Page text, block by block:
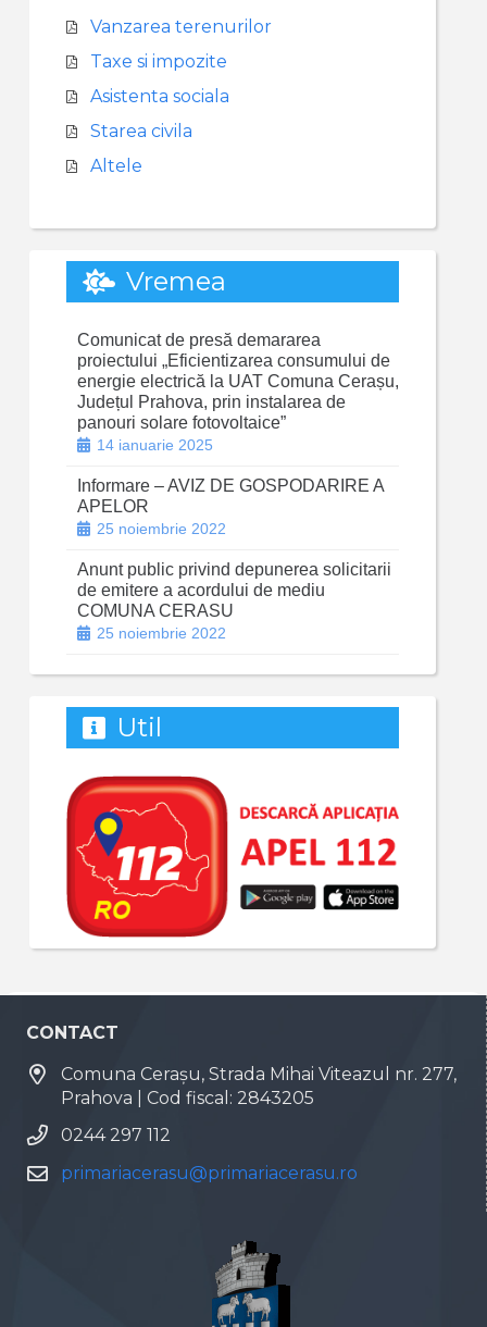
Vanzarea terenurilor
Taxe si impozite
Asistenta sociala
Starea civila
Altele
Vremea
Comunicat de presă demararea
proiectului „Eficientizarea consumului de
energie electrică la UAT Comuna Cerașu,
Județul Prahova, prin instalarea de
panouri solare fotovoltaice”
14 ianuarie 2025
Informare – AVIZ DE GOSPODARIRE A
APELOR
25 noiembrie 2022
Anunt public privind depunerea solicitarii
de emitere a acordului de mediu
COMUNA CERASU
25 noiembrie 2022
Util
CONTACT
Comuna Cerașu, Strada Mihai Viteazul nr. 277,
Prahova | Cod fiscal: 2843205
0244 297 112
primariacerasu@primariacerasu.ro